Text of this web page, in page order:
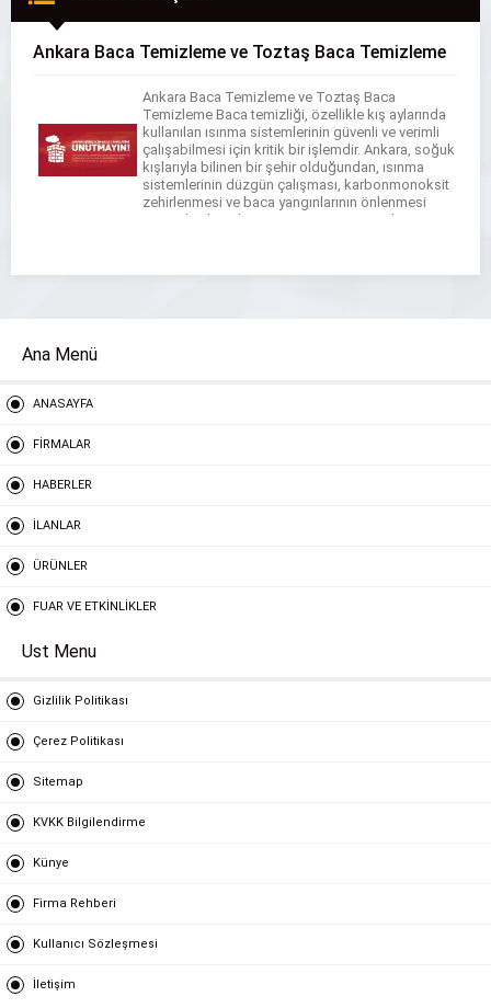
Ankara Baca Temizleme ve Toztaş Baca Temizleme
Ankara Baca Temizleme ve Toztaş Baca
Temizleme Baca temizliği, özellikle kış aylarında
kullanılan ısınma sistemlerinin güvenli ve verimli
çalışabilmesi için kritik bir işlemdir. Ankara, soğuk
kışlarıyla bilinen bir şehir olduğundan, ısınma
sistemlerinin düzgün çalışması, karbonmonoksit
zehirlenmesi ve baca yangınlarının önlenmesi
açısından büyük önem taşır. Baca temizleme
Ana Menü
ANASAYFA
FİRMALAR
HABERLER
İLANLAR
ÜRÜNLER
FUAR VE ETKİNLİKLER
Ust Menu
Gizlilik Politikası
Çerez Politikası
Sitemap
KVKK Bilgilendirme
Künye
Firma Rehberi
Kullanıcı Sözleşmesi
İletişim